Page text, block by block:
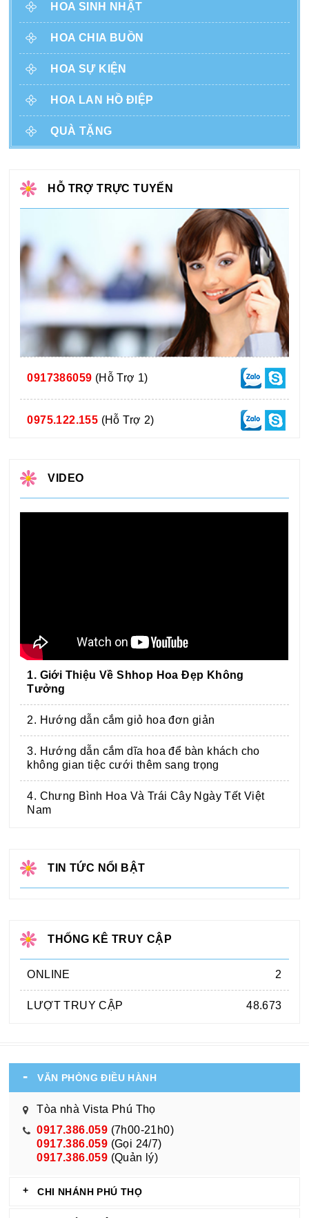
HOA SINH NHẬT
HOA CHIA BUỒN
HOA SỰ KIỆN
HOA LAN HỒ ĐIỆP
QUÀ TẶNG
HỖ TRỢ TRỰC TUYẾN
0917386059 (Hỗ Trợ 1)
0975.122.155 (Hỗ Trợ 2)
VIDEO
1. Giới Thiệu Về Shhop Hoa Đẹp Không
Tưởng
2. Hướng dẫn cắm giỏ hoa đơn giản
3. Hướng dẫn cắm dĩa hoa để bàn khách cho
không gian tiệc cưới thêm sang trọng
4. Chưng Bình Hoa Và Trái Cây Ngày Tết Việt
Nam
TIN TỨC NỔI BẬT
THỐNG KÊ TRUY CẬP
ONLINE 2
LƯỢT TRUY CẬP 48.673
VĂN PHÒNG ĐIỀU HÀNH
Tòa nhà Vista Phú Thọ
0917.386.059 (7h00-21h0)
0917.386.059 (Gọi 24/7)
0917.386.059 (Quản lý)
CHI NHÁNH PHÚ THỌ